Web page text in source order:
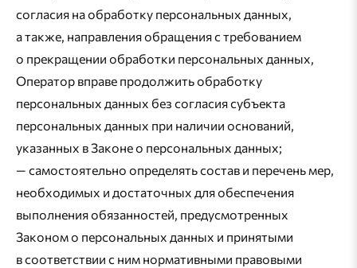
согласия на обработку персональных данных,
а также, направления обращения с требованием
о прекращении обработки персональных данных,
Оператор вправе продолжить обработку
персональных данных без согласия субъекта
персональных данных при наличии оснований,
указанных в Законе о персональных данных;
— самостоятельно определять состав и перечень мер,
необходимых и достаточных для обеспечения
выполнения обязанностей, предусмотренных
Законом о персональных данных и принятыми
в соответствии с ним нормативными правовыми